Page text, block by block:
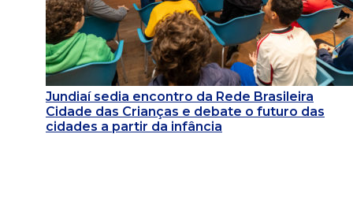
Jundiaí sedia encontro da Rede Brasileira
Cidade das Crianças e debate o futuro das
cidades a partir da infância